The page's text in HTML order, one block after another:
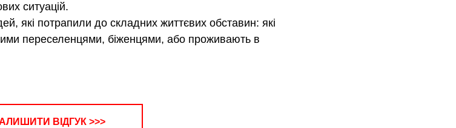
ситуацій.
які потрапили до складних життєвих обставин: які
переселенцями, біженцями, або проживають в
ВІДГУК >>>